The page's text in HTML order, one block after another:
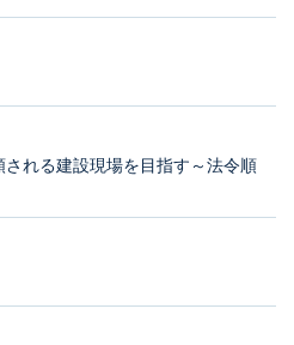
される建設現場を目指す～法令順